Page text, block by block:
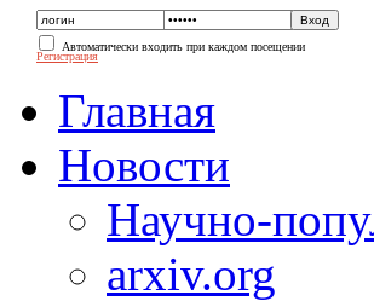
Автоматически входить при каждом посещении
Регистрация
Главная
Новости
Научно-
arxiv.org